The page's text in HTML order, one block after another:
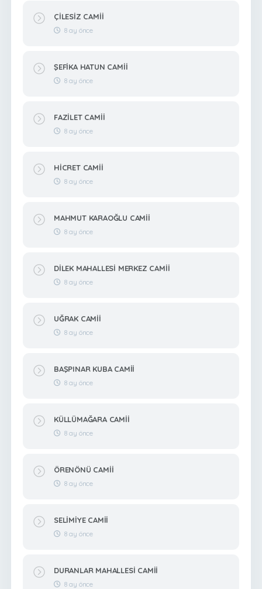
ÇİLESİZ CAMİİ
8 ay önce
ŞEFİKA HATUN CAMİİ
8 ay önce
FAZİLET CAMİİ
8 ay önce
HİCRET CAMİİ
8 ay önce
MAHMUT KARAOĞLU CAMİİ
8 ay önce
DİLEK MAHALLESİ MERKEZ CAMİİ
8 ay önce
UĞRAK CAMİİ
8 ay önce
BAŞPINAR KUBA CAMİİ
8 ay önce
KÜLLÜMAĞARA CAMİİ
8 ay önce
ÖRENÖNÜ CAMİİ
8 ay önce
SELİMİYE CAMİİ
8 ay önce
DURANLAR MAHALLESİ CAMİİ
8 ay önce